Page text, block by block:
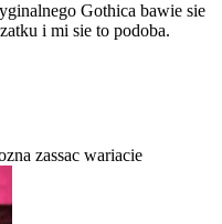
Gothica bawie sie
i mi sie to podoba.
zassac wariacie